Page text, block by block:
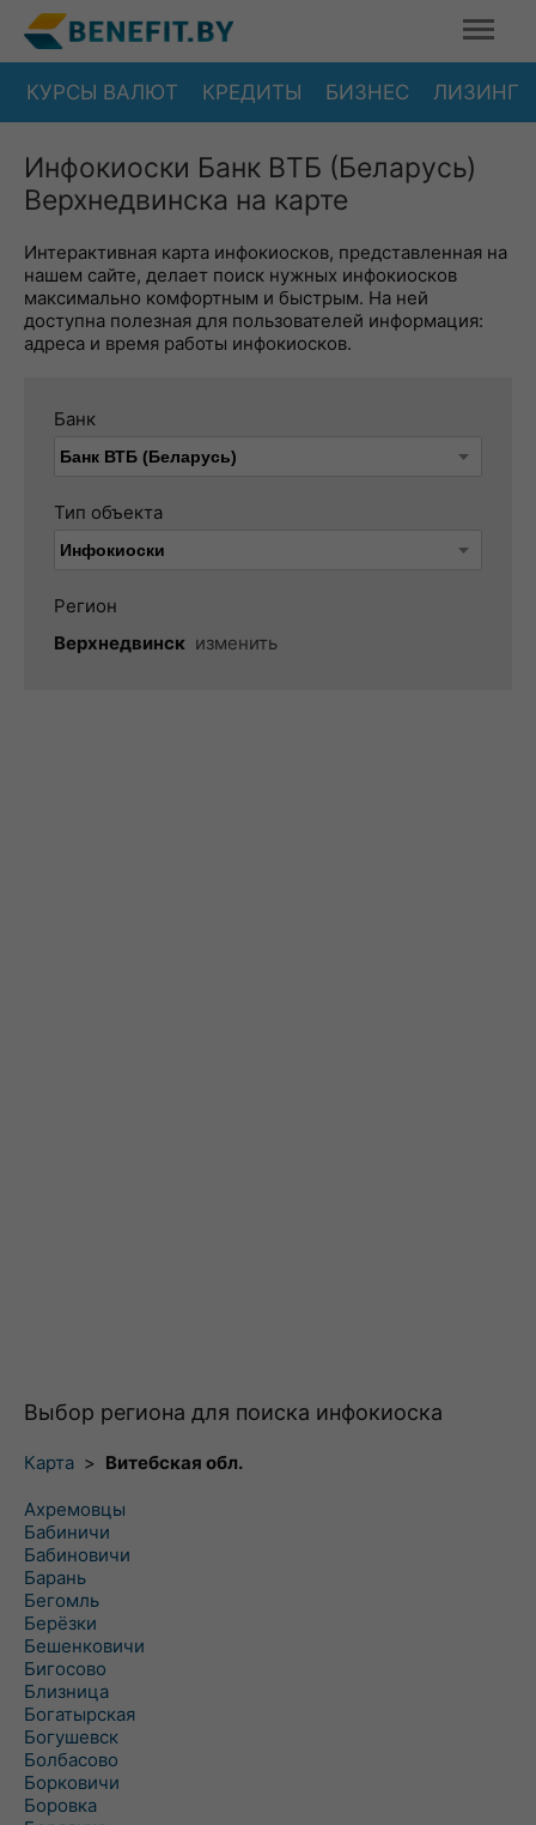
КУРСЫ ВАЛЮТ КРЕДИТЫ БИЗНЕС ЛИЗИНГ
Инфокиоски Банк ВТБ (Беларусь)
Верхнедвинска на карте
Интерактивная карта инфокиосков, представленная на
нашем сайте, делает поиск нужных инфокиосков
максимально комфортным и быстрым. На ней
доступна полезная для пользователей информация:
адреса и время работы инфокиосков.
Банк
Тип объекта
Регион
Верхнедвинск изменить
Выбор региона для поиска инфокиоска
Карта > Витебская обл.
Ахремовцы
Бабиничи
Бабиновичи
Барань
Бегомль
Берёзки
Бешенковичи
Бигосово
Близница
Богатырская
Богушевск
Болбасово
Борковичи
Боровка